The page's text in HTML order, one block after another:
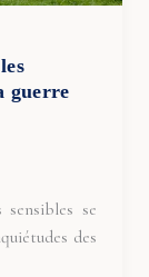
guerre
sensibles se
des